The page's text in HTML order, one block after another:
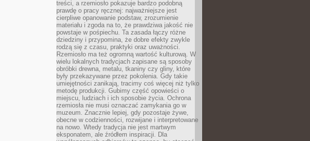
treści, a rzemiosło pokazuje bardzo podobną
prawdę o pracy ręcznej: najważniejsze jest
cierpliwe opanowanie podstaw, zrozumienie
materiału i zgoda na to, że prawdziwa jakość nie
powstaje w pośpiechu. Ta zasada łączy różne
dziedziny i przypomina, że dobre efekty zwykle
rodzą się z czasu, praktyki oraz uważności.
Rzemiosło ma też ogromną wartość kulturową. W
wielu lokalnych tradycjach zapisane są sposoby
obróbki drewna, metalu, tkaniny czy gliny, które
były przekazywane przez pokolenia. Gdy takie
umiejętności zanikają, tracimy coś więcej niż tylko
metodę produkcji. Gubimy część opowieści o
miejscu, ludziach i ich sposobie życia. Ochrona
rzemiosła nie musi oznaczać zamykania go w
muzeum. Znacznie lepiej, gdy pozostaje żywe,
obecne w codzienności, rozwijane i interpretowane
na nowo. Wtedy tradycja nie jest martwym
eksponatem, ale źródłem inspiracji. Dla